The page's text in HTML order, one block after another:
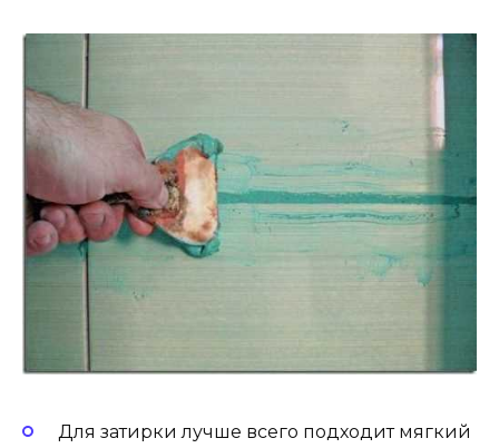
Для затирки лучше всего подходит мягкий